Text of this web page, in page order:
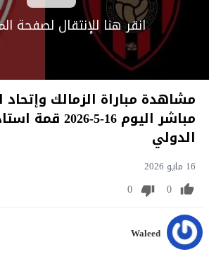
انقر هنا للإنتقال لصفحة
مشاهدة مباراة الزمالك
مباشر اليوم 16-5-
الدولي
16 مايو 2026
0
0
Waleed